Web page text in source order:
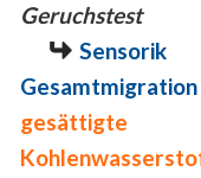
Geruchstest
Sensorik
Gesamtmigration
gesättigte